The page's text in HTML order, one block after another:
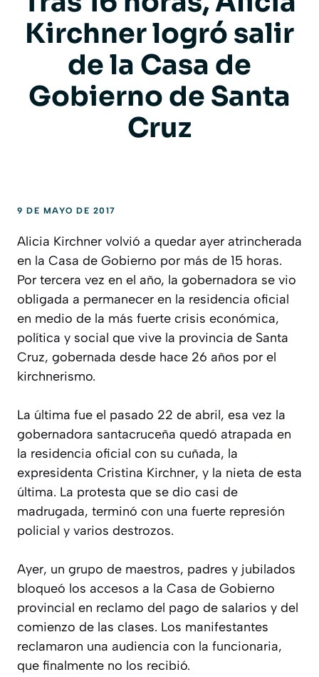
Kirchner logró salir
de la Casa de
Gobierno de Santa
Cruz
9 DE MAYO DE 2017
Alicia Kirchner volvió a quedar ayer atrincherada
en la Casa de Gobierno por más de 15 horas.
Por tercera vez en el año, la gobernadora se vio
obligada a permanecer en la residencia oficial
en medio de la más fuerte crisis económica,
política y social que vive la provincia de Santa
Cruz, gobernada desde hace 26 años por el
kirchnerismo.
La última fue el pasado 22 de abril, esa vez la
gobernadora santacruceña quedó atrapada en
la residencia oficial con su cuñada, la
expresidenta Cristina Kirchner, y la nieta de esta
última. La protesta que se dio casi de
madrugada, terminó con una fuerte represión
policial y varios destrozos.
Ayer, un grupo de maestros, padres y jubilados
bloqueó los accesos a la Casa de Gobierno
provincial en reclamo del pago de salarios y del
comienzo de las clases. Los manifestantes
reclamaron una audiencia con la funcionaria,
que finalmente no los recibió.